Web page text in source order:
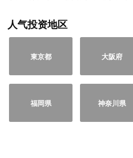
人气投资地区
東京都 大阪府
福岡県 神奈川県